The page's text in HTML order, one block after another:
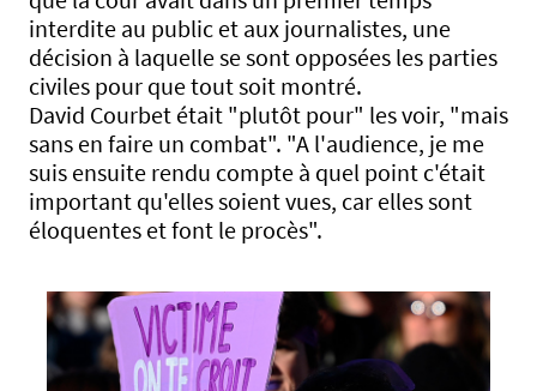
interdite au public et aux journalistes, une
décision à laquelle se sont opposées les parties
civiles pour que tout soit montré.
David Courbet était "plutôt pour" les voir, "mais
sans en faire un combat". "A l'audience, je me
suis ensuite rendu compte à quel point c'était
important qu'elles soient vues, car elles sont
éloquentes et font le procès".